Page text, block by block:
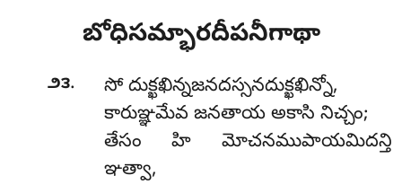
బోధిసమ్భారదీపనీగాథా
౨౩.
సో దుక్ఖఖిన్నజనదస్సనదుక్ఖఖిన్నో,
కారుఞ్ఞమేవ జనతాయ అకాసి నిచ్చం;
తేసం హి మోచనముపాయమిదన్తి
ఞత్వా,